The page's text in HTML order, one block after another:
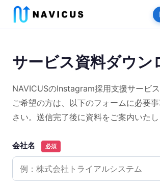
サービス資料ダウン
NAVICUSのInstagram採用支援サービ
ご希望の方は、以下のフォームに必要
さい。送信完了後に資料をご案内いたし
会社名 必須